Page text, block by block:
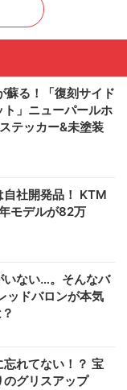
蘇る！「復刻サイド
」ニューパールホ
テッカー&未塗装
自社開発品！ KTM
モデルが82万
いない…。そんなバ
ッドバロンが本気
れてない！？ 宝
グリスアップ